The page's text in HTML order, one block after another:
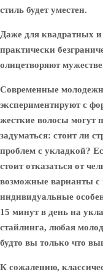
стиль будет уместен.
Даже для квадратных
практически
олицетворяют
Современные
экспериментируют с
жесткие волосы могут
задуматься: стоит ли
проблем с укладкой?
стоит отказаться от
возможные варианты с
индивидуальные
15 минут в день на
стайлинга, любая
будто вы только что
К сожалению,